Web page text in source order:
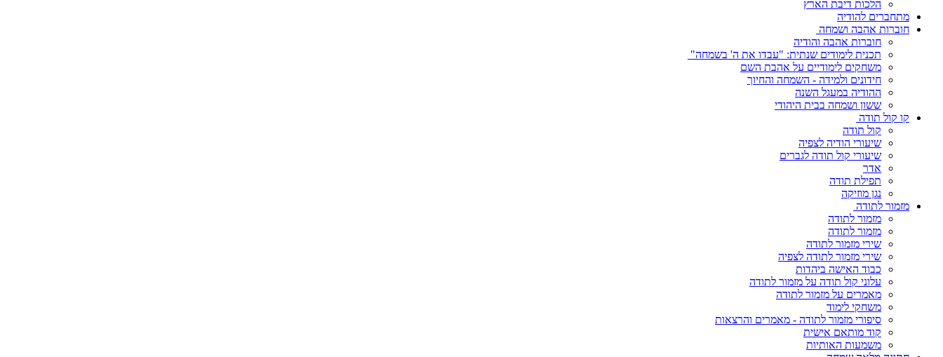
הלכות דיבת הארץ
מתחברים להודיה
חוברות אהבה ושמחה
חוברות אהבה והודיה
תכנית לימודים שנתית: "עבדו את ה' בשמחה"
משחקים לימודיים על אהבת השם
חידונים ולמידה - השמחה והחיוך
ההודיה במעגל השנה
ששון ושמחה בבית היהודי
קו קול תודה
קול תודה
שיעורי הודיה לצפיה
שיעורי קול תודה לגברים
אדר
תפילת תודה
נגן מוזיקה
מזמור לתודה
מזמור לתודה
מזמור לתודה
שירי מזמור לתודה
שירי מזמור לתודה לצפיה
כבוד האישה ביהדות
עלוני קול תודה על מזמור לתודה
מאמרים על מזמור לתודה
משחקי לימוד
סיפורי מזמור לתודה - מאמרים והרצאות
קוד מותאם אישית
משמעות האותיות